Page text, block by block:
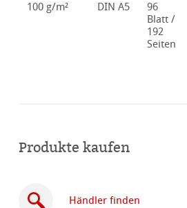
100 g/m² DIN A5
96
Blatt /
192
Seiten
Produkte kaufen
Händler finden